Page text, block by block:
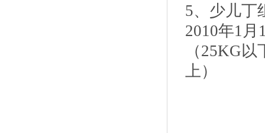
5、少儿丁
2010年1
（25KG
上）